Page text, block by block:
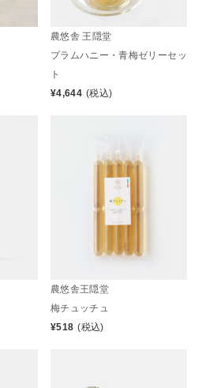
農悠舎 王隠堂
プラムハニー・青梅ゼリーセッ
ト
¥4,644 (税込)
農悠舎王隠堂
梅チュッチュ
¥518 (税込)